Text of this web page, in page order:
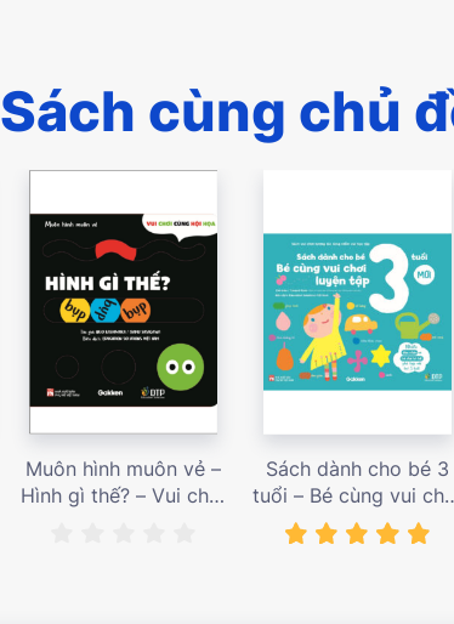
Sách cùng chủ
Muôn hình muôn vẻ –
Hình gì thế? – Vui chơi
Sách dành cho bé 3
tuổi – Bé cùng vui
luyện tập – Sách vui
chơi tương tác tăng